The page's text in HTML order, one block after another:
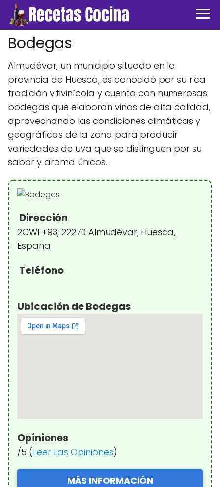
Bodegas
Almudévar, un municipio situado en la
provincia de Huesca, es conocido por su rica
tradición vitivinícola y cuenta con numerosas
bodegas que elaboran vinos de alta calidad,
aprovechando las condiciones climáticas y
geográficas de la zona para producir
variedades de uva que se distinguen por su
sabor y aroma únicos.
Dirección
2CWF+93, 22270 Almudévar, Huesca,
España
Teléfono
Ubicación de Bodegas
Opiniones
/5 (Leer Las Opiniones)
MÁS INFORMACIÓN